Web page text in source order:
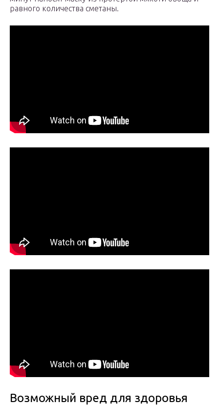
равного количества сметаны.
Возможный вред для здоровья